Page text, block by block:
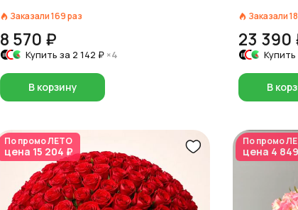
Заказали169раз
8 570 ₽
Купить за 2 142 ₽ ×4
В корзину
Заказали
23 390
Купить
В
По промоЛЕТО
цена 15 204 ₽
По промо
цена 4